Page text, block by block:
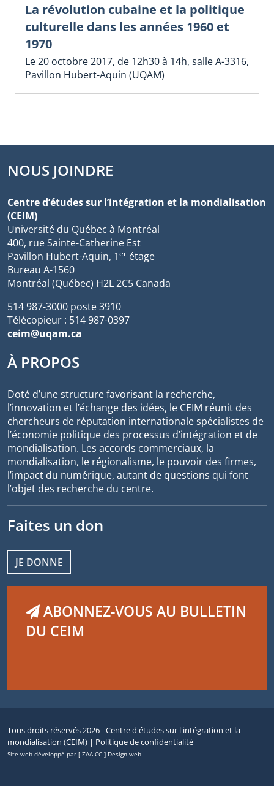
La révolution cubaine et la politique
culturelle dans les années 1960 et
1970
Le 20 octobre 2017, de 12h30 à 14h, salle A-3316,
Pavillon Hubert-Aquin (UQAM)
NOUS JOINDRE
Centre d’études sur l’intégration et la mondialisation
(CEIM)
Université du Québec à Montréal
400, rue Sainte-Catherine Est
Pavillon Hubert-Aquin, 1er étage
Bureau A-1560
Montréal (Québec) H2L 2C5 Canada
514 987-3000 poste 3910
Télécopieur : 514 987-0397
ceim@uqam.ca
À PROPOS
Doté d’une structure favorisant la recherche,
l’innovation et l’échange des idées, le CEIM réunit des
chercheurs de réputation internationale spécialistes de
l’économie politique des processus d’intégration et de
mondialisation. Les accords commerciaux, la
mondialisation, le régionalisme, le pouvoir des firmes,
l’impact du numérique, autant de questions qui font
l’objet des recherche du centre.
Faites un don
JE DONNE
ABONNEZ-VOUS AU BULLETIN
DU CEIM
Tous droits réservés 2026 - Centre d'études sur l'intégration et la
mondialisation (CEIM) | Politique de confidentialité
Site web développé par [ ZAA.CC ] Design web